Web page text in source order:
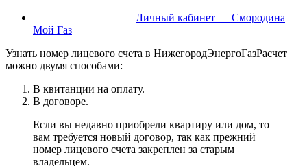
Личный кабинет — Смородина
Мой Газ
Узнать номер лицевого счета в НижегородЭнергоГазРасчет
можно двумя способами:
В квитанции на оплату.
В договоре.
Если вы недавно приобрели квартиру или дом, то
вам требуется новый договор, так как прежний
номер лицевого счета закреплен за старым
владельцем.